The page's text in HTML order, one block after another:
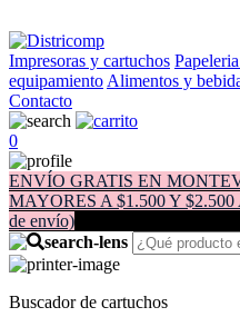
Impresoras y cartuchos
equipamiento Alimentos y
Contacto
0
ENVÍO GRATIS EN
MAYORES A $1.500 Y
de envío)
Buscador de cartuchos